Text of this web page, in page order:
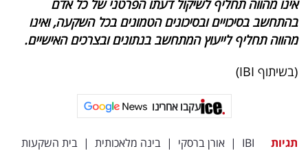
אינו מהווה תחליף לשיקול דעתו הפרטני של כל אדם
בהתחשב בסיכויים ובסיכונים הטמונים בכל השקעה, ואינו
מהווה תחליף לייעוץ המתחשב בנתונים ובצרכים האישיים.
(בשיתוף IBI)
עקבו אחרינו
תגיות IBI
| אורן ברסקי | בינה מלאכותית | בית השקעות